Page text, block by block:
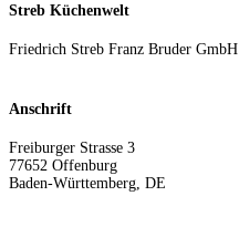
Streb Küchenwelt
Friedrich Streb Franz Bruder GmbH
Anschrift
Freiburger Strasse 3
77652 Offenburg
Baden-Württemberg DE